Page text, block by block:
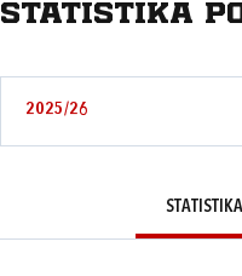
Statistika po
2025/26
STATISTIKA